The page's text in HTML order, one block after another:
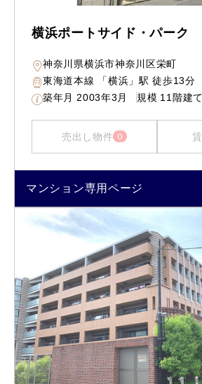
横浜ポートサイド・パーク
神奈川県横浜市神奈川区栄町
東海道本線 「横浜」駅 徒歩13分
築年月 2003年3月 規模 11階建て
売出し物件 0
マンション専用ページ